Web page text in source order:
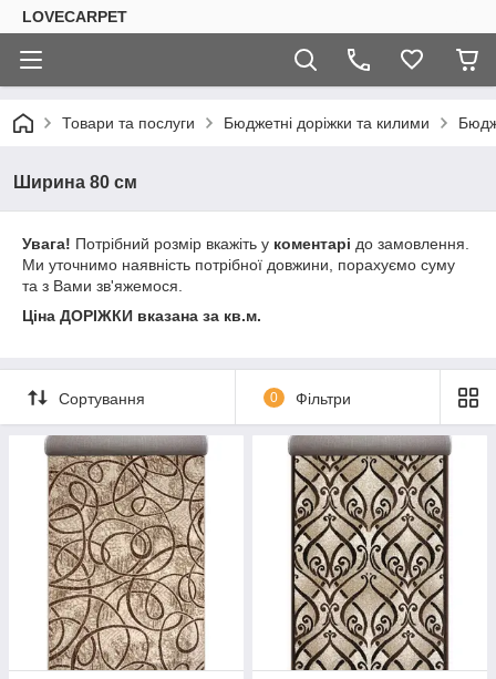
LOVECARPET
Товари та послуги Бюджетні доріжки та килими
Ширина 80 см
Увага! Потрібний розмір вкажіть у коментарі до замовлення.
Ми уточнимо наявність потрібної довжини, порахуємо суму
та з Вами зв'яжемося.
Ціна ДОРІЖКИ вказана за кв.м.
Сортування 0 Фільтри